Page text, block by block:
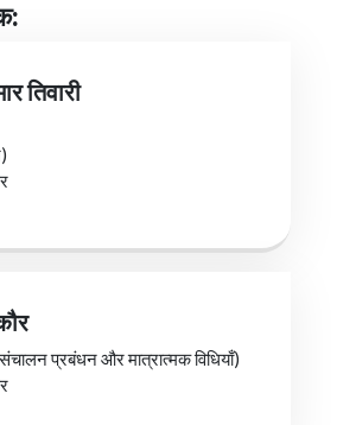
तिवारी
प्रबंधन और मात्रात्मक विधियाँ)